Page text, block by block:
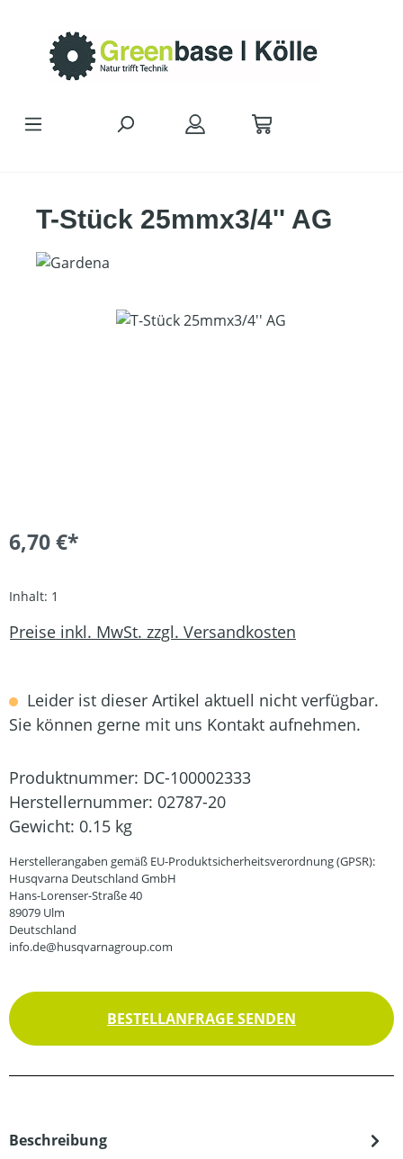
T-Stück 25mmx3/4'' AG
Bildergalerie überspringen
6,70 €*
Inhalt: 1
Preise inkl. MwSt. zzgl. Versandkosten
Leider ist dieser Artikel aktuell nicht verfügbar.
Sie können gerne mit uns Kontakt aufnehmen.
Produktnummer: DC-100002333
Herstellernummer: 02787-20
Gewicht: 0.15 kg
Herstellerangaben gemäß EU-Produktsicherheitsverordnung (GPSR):
Husqvarna Deutschland GmbH
Hans-Lorenser-Straße 40
89079 Ulm
Deutschland
info.de@husqvarnagroup.com
BESTELLANFRAGE SENDEN
Beschreibung